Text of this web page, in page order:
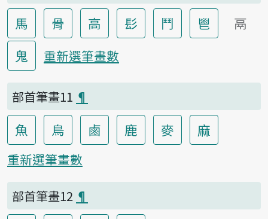
馬 骨 高 髟 鬥 鬯
鬲
鬼
重新選筆畫數
部首筆畫11 ¶
魚 鳥 鹵 鹿 麥 麻
重新選筆畫數
部首筆畫12 ¶